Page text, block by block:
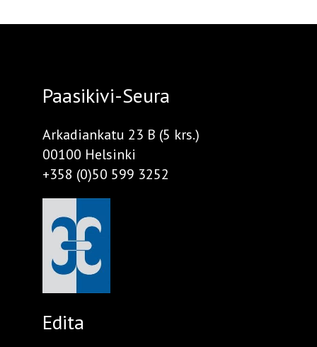
Paasikivi-Seura
Arkadiankatu 23 B (5 krs.)
00100 Helsinki
+358 (0)50 599 3252
Edita